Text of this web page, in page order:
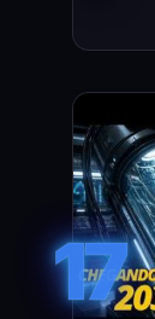
17